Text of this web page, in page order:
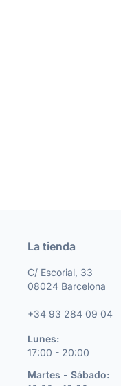
La tienda
C/ Escorial, 33
08024 Barcelona
+34 93 284 09 04
Lunes:
17:00 - 20:00
Martes - Sábado: